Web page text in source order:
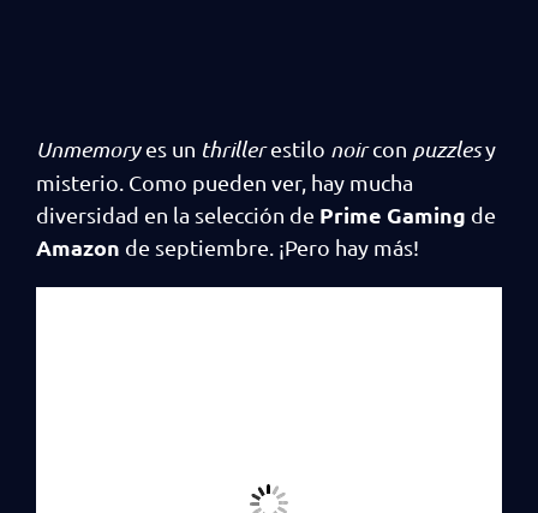
Unmemoryes un thrillerestilo noircon puzzlesy
misterio. Como pueden ver, hay mucha
diversidad en la selección de Prime Gaming de
Amazon de septiembre. ¡Pero hay más!